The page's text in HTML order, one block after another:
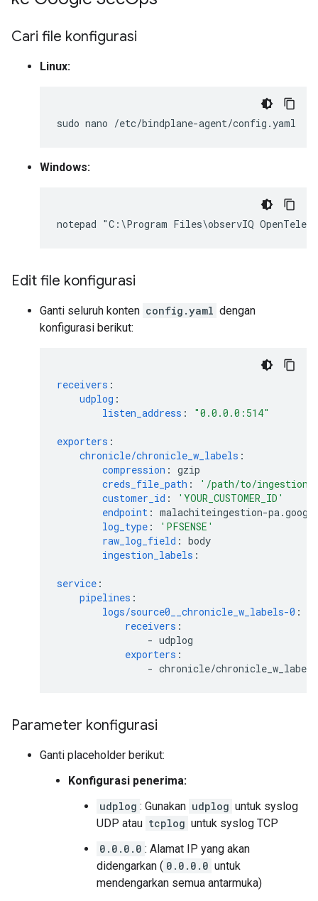
Cari file konfigurasi
Linux:
sudo nano
Windows:
Edit file konfigurasi
Ganti seluruh konten config.yaml dengan
konfigurasi berikut:
receivers :
udplog :
listen_address : "0.0.0.0:514"
exporters :
chronicle/chronicle_w_labels :
compression : gzip
creds_file_path :
'/path/to/
customer_id :
'YOUR_CUSTOMER_ID'
endpoint : malachiteingestion-
log_type :
'PFSENSE'
raw_log_field : body
ingestion_labels :
service :
pipelines :
logs/source0__chronicle_w_labels-0 :
receivers :
- udplog
exporters :
- chronicle/chronicle_w_labels
Parameter konfigurasi
Ganti placeholder berikut:
Konfigurasi penerima:
udplog : Gunakan udplog untuk syslog
UDP atau tcplog untuk syslog TCP
0.0.0.0 : Alamat IP yang akan
didengarkan ( 0.0.0.0 untuk
mendengarkan semua antarmuka)